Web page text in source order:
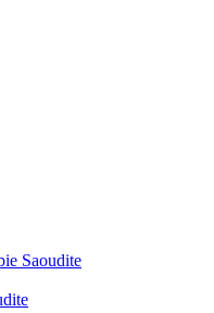
Saoudite